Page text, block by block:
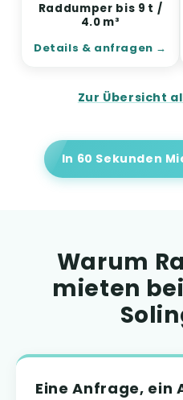
Raddumper bis 9 t /
4.0 m³
Details & anfragen
Zur Übersicht
In 60 Sekunden
Warum
mieten
Eine Anfrage, ein